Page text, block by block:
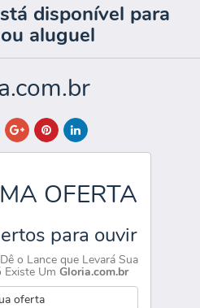
disponível para
aluguel
OFERTA
para ouvir
o Lance que Levará Sua
Existe Um Gloria.com.br
oferta